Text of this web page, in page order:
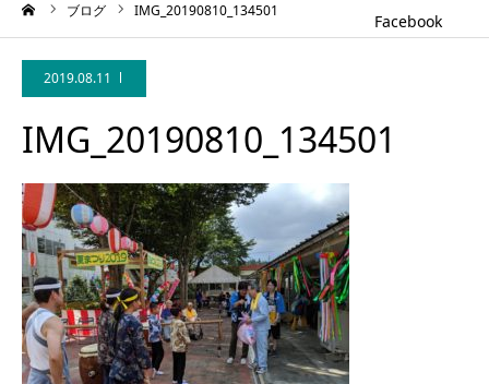
のぼかつブログ
Facebook
ブログ IMG_20190810_134501
2019.08.11
IMG_20190810_134501